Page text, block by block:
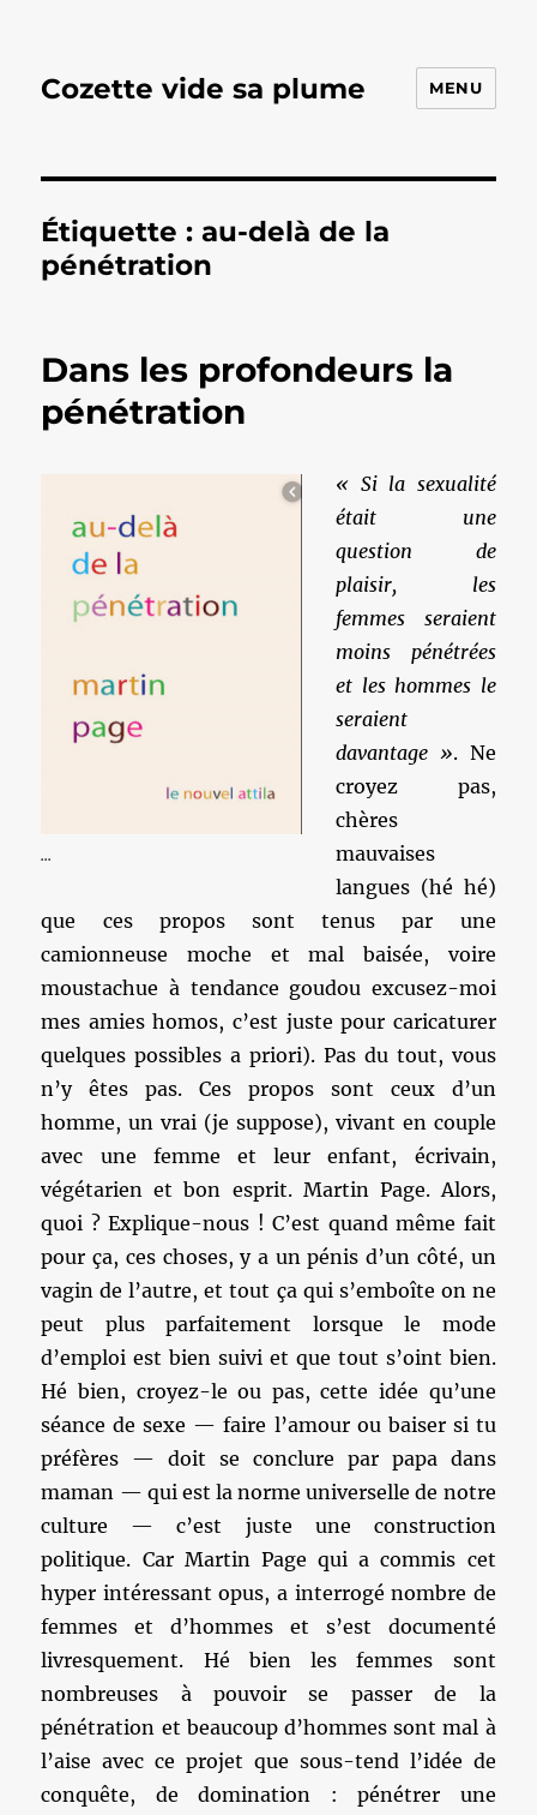
Cozette vide sa plume MENU
Étiquette :au-delà de la
pénétration
Dans les profondeurs la
pénétration
...
« Si la sexualité
était une
question de
plaisir, les
femmes seraient
moins pénétrées
et les hommes le
seraient
davantage ». Ne
croyez pas,
chères
mauvaises
langues (hé hé)
que ces propos sont tenus par une
camionneuse moche et mal baisée, voire
moustachue à tendance goudou excusez-moi
mes amies homos, c’est juste pour caricaturer
quelques possibles a priori). Pas du tout, vous
n’y êtes pas. Ces propos sont ceux d’un
homme, un vrai (je suppose), vivant en couple
avec une femme et leur enfant, écrivain,
végétarien et bon esprit. Martin Page. Alors,
quoi ? Explique-nous ! C’est quand même fait
pour ça, ces choses, y a un pénis d’un côté, un
vagin de l’autre, et tout ça qui s’emboîte on ne
peut plus parfaitement lorsque le mode
d’emploi est bien suivi et que tout s’oint bien.
Hé bien, croyez-le ou pas, cette idée qu’une
séance de sexe — faire l’amour ou baiser si tu
préfères — doit se conclure par papa dans
maman — qui est la norme universelle de notre
culture — c’est juste une construction
politique. Car Martin Page qui a commis cet
hyper intéressant opus, a interrogé nombre de
femmes et d’hommes et s’est documenté
livresquement. Hé bien les femmes sont
nombreuses à pouvoir se passer de la
pénétration et beaucoup d’hommes sont mal à
l’aise avec ce projet que sous-tend l’idée de
conquête, de domination : pénétrer une